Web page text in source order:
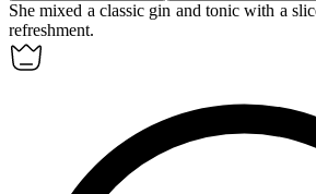
She mixed a classic gin and tonic with a
refreshment.